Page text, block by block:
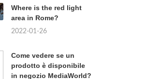
Where is the red light
area in Rome?
2022-01-26
Come vedere se un
prodotto è disponibile
in negozio MediaWorld?